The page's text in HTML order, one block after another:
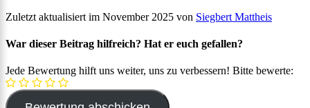
Zuletzt aktualisiert im November 2025 von Siegbert Mattheis
War dieser Beitrag hilfreich? Hat er euch gefallen?
Jede Bewertung hilft uns weiter, uns zu verbessern! Bitte bewerte: